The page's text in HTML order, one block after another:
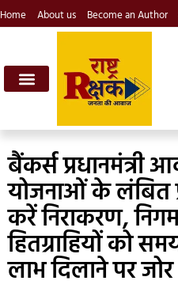
Home About us Become an Author
बैंकर्स प्रधानमंत्री
योजनाओं के लंबित
करें निराकरण,
हितग्राहियों को
लाभ दिलाने पर जोर